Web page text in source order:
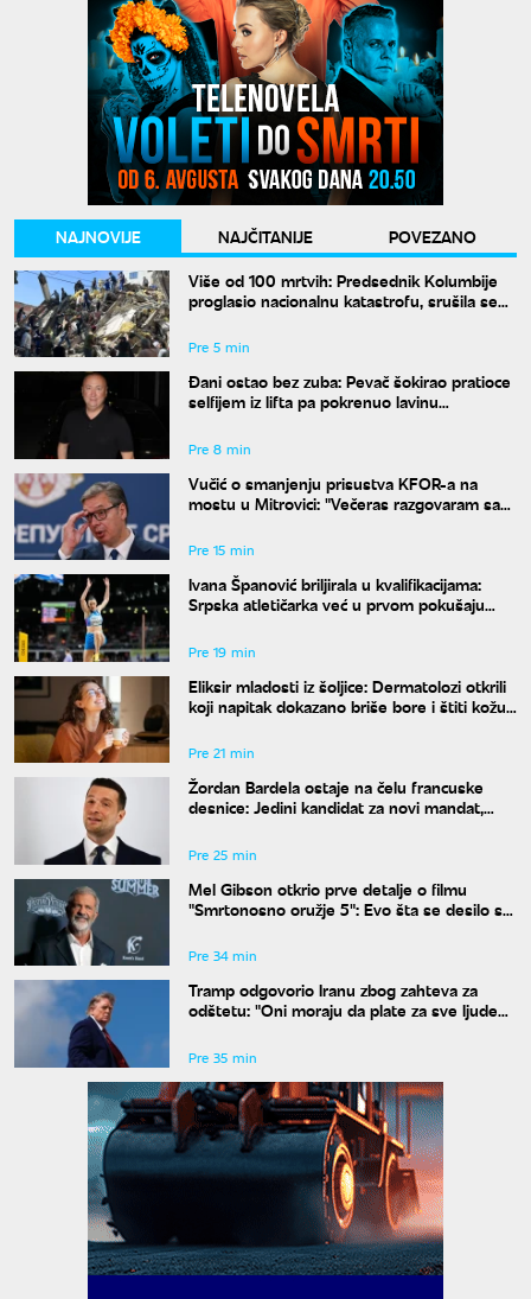
NAJNOVIJE NAJČITANIJE
POVEZANO
Više od 100 mrtvih: Predsednik Kolumbije
proglasio nacionalnu katastrofu, srušila se
Pre 5 min
Đani ostao bez zuba: Pevač šokirao pratioce
selfijem iz lifta pa pokrenuo lavinu
Pre 8 min
Vučić o smanjenju prisustva KFOR-a na
mostu u Mitrovici: "Večeras razgovaram sa
Pre 15 min
Ivana Španović briljirala u kvalifikacijama:
Srpska atletičarka već u prvom pokušaju
Pre 19 min
Eliksir mladosti iz šoljice: Dermatolozi otkrili
koji napitak dokazano briše bore i štiti kožu
Pre 21 min
Žordan Bardela ostaje na čelu francuske
desnice: Jedini kandidat za novi mandat,
Pre 25 min
Mel Gibson otkrio prve detalje o filmu
"Smrtonosno oružje 5": Evo šta se desilo sa
Pre 34 min
Tramp odgovorio Iranu zbog zahteva za
odštetu: "Oni moraju da plate za sve ljude
Pre 35 min